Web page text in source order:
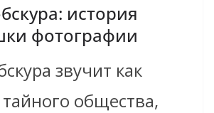
история
фотографии
звучит как
общества,